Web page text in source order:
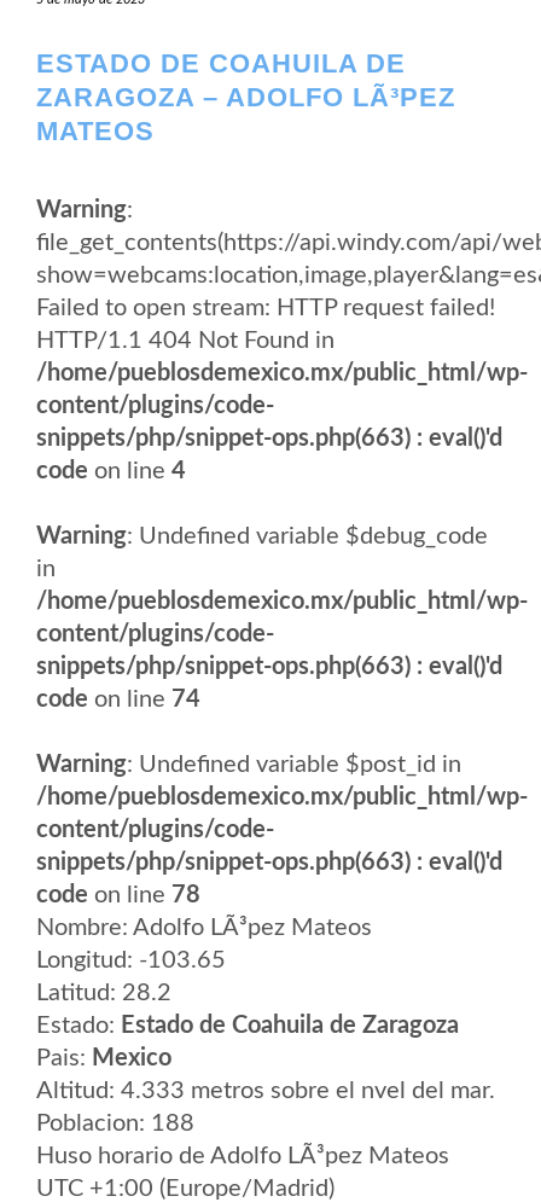
ESTADO DE COAHUILA DE
ZARAGOZA – ADOLFO LÃ³PEZ
MATEOS
Warning:
file_get_contents(https://api.windy.com/api/
Failed to open stream: HTTP request failed!
HTTP/1.1 404 Not Found in
/home/pueblosdemexico.mx/public_html/wp-
content/plugins/code-
snippets/php/snippet-ops.php(663) : eval()'d
code on line 4
Warning: Undefined variable $debug_code
in
/home/pueblosdemexico.mx/public_html/wp-
content/plugins/code-
snippets/php/snippet-ops.php(663) : eval()'d
code on line 74
Warning: Undefined variable $post_id in
/home/pueblosdemexico.mx/public_html/wp-
content/plugins/code-
snippets/php/snippet-ops.php(663) : eval()'d
code on line 78
Nombre: Adolfo LÃ³pez Mateos
Longitud: -103.65
Latitud: 28.2
Estado: Estado de Coahuila de Zaragoza
Pais: Mexico
Altitud: 4.333 metros sobre el nvel del mar.
Poblacion: 188
Huso horario de Adolfo LÃ³pez Mateos
UTC +1:00 (Europe/Madrid)